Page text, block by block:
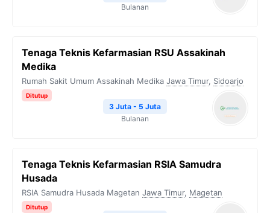
Bulanan
Tenaga Teknis Kefarmasian RSU Assakinah
Medika
Rumah Sakit Umum Assakinah Medika Jawa Timur, Sidoarjo
Ditutup
3 Juta - 5 Juta
Bulanan
Tenaga Teknis Kefarmasian RSIA Samudra
Husada
RSIA Samudra Husada Magetan Jawa Timur, Magetan
Ditutup